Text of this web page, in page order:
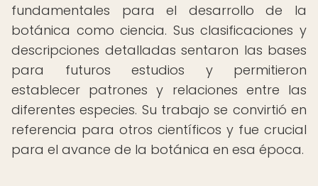
fundamentales para el desarrollo de la
botánica como ciencia. Sus clasificaciones y
descripciones detalladas sentaron las bases
para futuros estudios y permitieron
establecer patrones y relaciones entre las
diferentes especies. Su trabajo se convirtió en
referencia para otros científicos y fue crucial
para el avance de la botánica en esa época.